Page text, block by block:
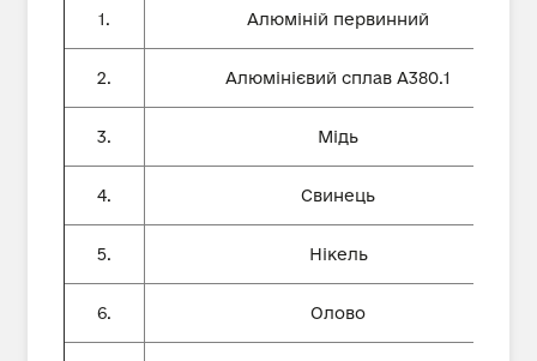
1. Алюміній первинний
2. Алюмінієвий сплав А380.1
3. Мідь
4. Свинець
5. Нікель
6. Олово